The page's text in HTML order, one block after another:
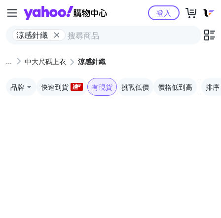
Yahoo購物中心
涼感針織
登入
中大尺碼上衣 涼感針織
品牌 快速到貨 有現貨 挑戰低價 價格低到高 排序